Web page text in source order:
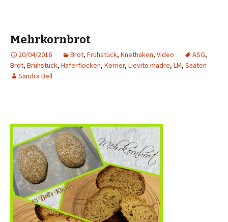
Mehrkornbrot
20/04/2016 Brot, Frühstück, Knethaken, Video ASG,
Brot, Brühstück, Haferflocken, Körner, Lievito madre, LM, Saaten
Sandra Bell